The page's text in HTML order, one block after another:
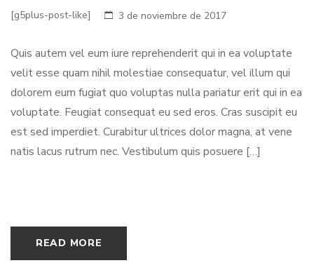
[g5plus-post-like] 3 de noviembre de 2017
Quis autem vel eum iure reprehenderit qui in ea voluptate
velit esse quam nihil molestiae consequatur, vel illum qui
dolorem eum fugiat quo voluptas nulla pariatur erit qui in ea
voluptate. Feugiat consequat eu sed eros. Cras suscipit eu
est sed imperdiet. Curabitur ultrices dolor magna, at vene
natis lacus rutrum nec. Vestibulum quis posuere […]
READ MORE